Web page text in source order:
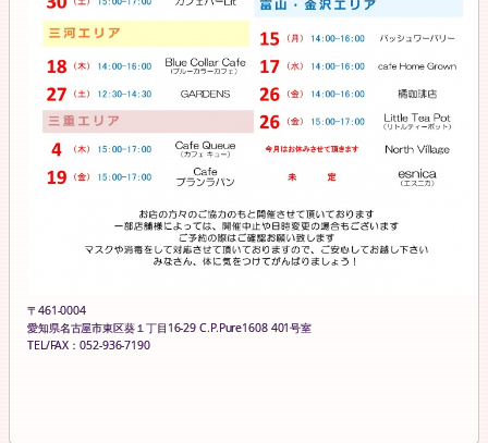
〒461-0004
愛知県名古屋市東区葵１丁目16-29 C.P.Pure1608 401号室
TEL/FAX：052-936-7190